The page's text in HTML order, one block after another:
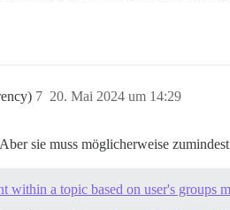
20. Mai 2024 um 14:29
7
sie muss möglicherweise
within a topic based on user's groups